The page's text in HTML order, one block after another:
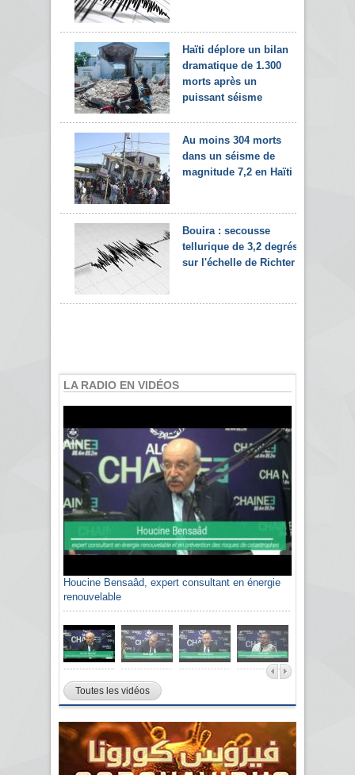
Haïti déplore un bilan
dramatique de 1.300
morts après un
puissant séisme
Au moins 304 morts
dans un séisme de
magnitude 7,2 en Haïti
Bouira : secousse
tellurique de 3,2 degrés
sur l'échelle de Richter
LA RADIO EN VIDÉOS
Houcine Bensaâd, expert consultant en énergie
renouvelable
Toutes les vidéos